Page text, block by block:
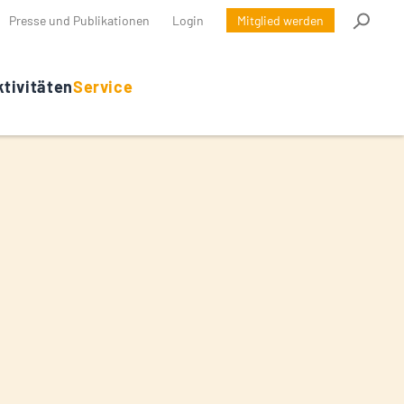
Presse und Publikationen Login Mitglied werden
Service